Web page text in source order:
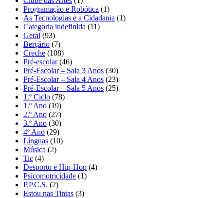
Programação e Robótica (1)
As Tecnologias e a Cidadania (1)
Categoria indefinida (11)
Geral (93)
Berçário (7)
Creche (108)
Pré-escolar(46)
Pré-Escolar – Sala 3 Anos (30)
Pré-Escolar – Sala 4 Anos (23)
Pré-Escolar – Sala 5 Anos (25)
1.º Ciclo (78)
1.º Ano (19)
2.º Ano (27)
3.º Ano (30)
4º Ano (29)
Línguas (10)
Música (2)
Tic (4)
Desporto e Hip-Hop (4)
Psicomotricidade (1)
P.P.C.S. (2)
Estou nas Tintas (3)